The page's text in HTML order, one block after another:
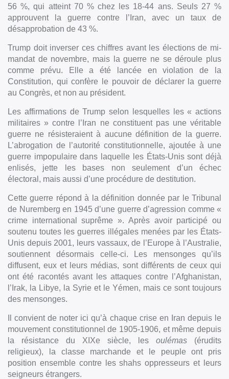
56 %, qui atteint 70 % chez les 18-44 ans. Seuls 27 %
approuvent la guerre contre l’Iran, avec un taux de
désapprobation de 43 %.
Trump doit inverser ces chiffres avant les élections de mi-
mandat de novembre, mais la guerre ne se déroule plus
comme prévu. Elle a été lancée en violation de la
Constitution, qui confère le pouvoir de déclarer la guerre
au Congrès, et non au président.
Les affirmations de Trump selon lesquelles les « actions
militaires » contre l’Iran ne constituent pas une véritable
guerre ne résisteraient à aucune définition de la guerre.
L’abrogation de l’autorité constitutionnelle, ajoutée à une
guerre impopulaire dans laquelle les États-Unis sont déjà
enlisés, jette les bases non seulement d’un échec
électoral, mais aussi d’une procédure de destitution.
Cette guerre répond à la définition donnée par le Tribunal
de Nuremberg en 1945 d’une guerre d’agression comme «
crime international suprême ». Après avoir participé ou
soutenu toutes les guerres illégales menées par les États-
Unis depuis 2001, leurs vassaux, de l’Europe à l’Australie,
soutiennent désormais celle-ci. Les mensonges qu’ils
diffusent, eux et leurs médias, sont différents de ceux qui
ont été racontés avant les attaques contre l’Afghanistan,
l’Irak, la Libye, la Syrie et le Yémen, mais ce sont toujours
des mensonges.
Il convient de noter ici qu’à chaque crise en Iran depuis le
mouvement constitutionnel de 1905-1906, et même depuis
la résistance du XIXe siècle, les oulémas (érudits
religieux), la classe marchande et le peuple ont pris
position ensemble contre les shahs oppresseurs et leurs
seigneurs étrangers.